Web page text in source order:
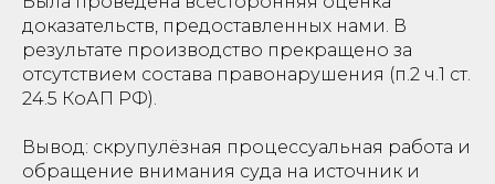
доказательств, предоставленных нами. В
результате производство прекращено за
отсутствием состава правонарушения (п.2 ч.1 ст.
24.5 КоАП РФ).
Вывод: скрупулёзная процессуальная работа и
обращение внимания суда на источник и